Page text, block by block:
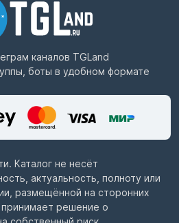
каналов TGLand
боты в удобном формате
Каталог не несёт
актуальность, полноту или
размещённой на сторонних
решение о